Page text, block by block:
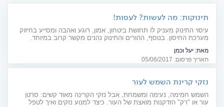
תינוקות: מה לעשות? לעסות!
עיסוי התינוק מעניק לו תחושת ביטחון, אמון, רוגע ואהבה ומסייע בחיזוק
מערכת החיסון. בנוסף, ההורים והתינוק נהנים מקשר קרוב במיוחד.
מאת: יעל וכמן
תאריך פרסום: 05/06/2017
נזקי קרינת השמש לעור
השמש חמימה, נעימה ומשמחת, אבל נזקי הקרינה מאוד קשים: סרטן
עור או "רק" הזדקנות מואצת של העור. כיצד למנוע נזקים ואיך לטפל